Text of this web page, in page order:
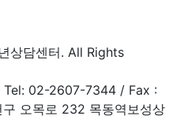
상담센터. All Rights
02-2607-7344 / Fax :
오목로 232 목동역보성상